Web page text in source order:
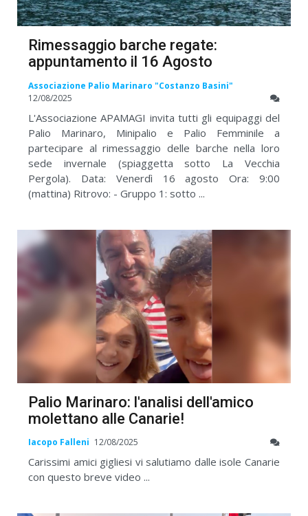
Rimessaggio barche regate:
appuntamento il 16 Agosto
Associazione Palio Marinaro "Costanzo Basini"
12/08/2025
L'Associazione APAMAGI invita tutti gli equipaggi del
Palio Marinaro, Minipalio e Palio Femminile a
partecipare al rimessaggio delle barche nella loro
sede invernale (spiaggetta sotto La Vecchia
Pergola). Data: Venerdì 16 agosto Ora: 9:00
(mattina) Ritrovo: - Gruppo 1: sotto ...
Palio Marinaro: l'analisi dell'amico
molettano alle Canarie!
Iacopo Falleni 12/08/2025
Carissimi amici gigliesi vi salutiamo dalle isole Canarie
con questo breve video ...